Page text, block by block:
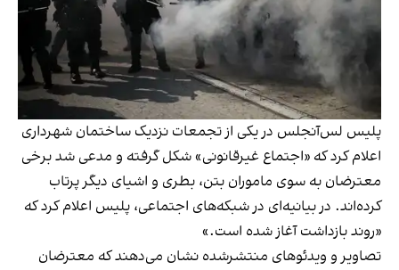
پلیس لس‌آنجلس در یکی از تجمعات نزدیک ساختمان شهرداری
اعلام کرد که «اجتماع غیرقانونی» شکل گرفته و مدعی شد برخی
معترضان به سوی ماموران بتن، بطری و اشیای دیگر پرتاب
کرده‌اند. در بیانیه‌ای در شبکه‌های اجتماعی، پلیس اعلام کرد که
«روند بازداشت آغاز شده است.»
تصاویر و ویدئوهای منتشرشده نشان می‌دهند که معترضان